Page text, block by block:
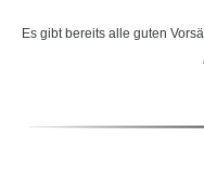
Es gibt bereits alle guten